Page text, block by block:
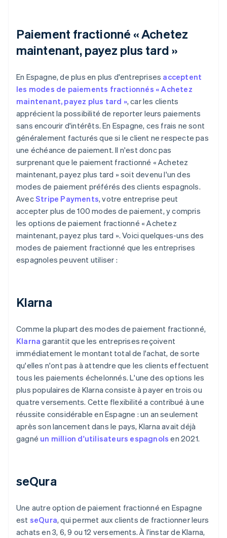
Paiement fractionné « Achetez
maintenant, payez plus tard »
En Espagne, de plus en plus d'entreprises acceptent
les modes de paiements fractionnés « Achetez
maintenant, payez plus tard », car les clients
apprécient la possibilité de reporter leurs paiements
sans encourir d'intérêts. En Espagne, ces frais ne sont
généralement facturés que si le client ne respecte pas
une échéance de paiement. Il n'est donc pas
surprenant que le paiement fractionné « Achetez
maintenant, payez plus tard » soit devenu l'un des
modes de paiement préférés des clients espagnols.
AvecStripe Payments, votre entreprise peut
accepter plus de 100 modes de paiement, y compris
les options de paiement fractionné « Achetez
maintenant, payez plus tard ». Voici quelques-uns des
modes de paiement fractionné que les entreprises
espagnoles peuvent utiliser :
Klarna
Comme la plupart des modes de paiement fractionné,
Klarna garantit que les entreprises reçoivent
immédiatement le montant total de l'achat, de sorte
qu'elles n'ont pas à attendre que les clients effectuent
tous les paiements échelonnés. L'une des options les
plus populaires de Klarna consiste à payer en trois ou
quatre versements. Cette flexibilité a contribué à une
réussite considérable en Espagne : un an seulement
après son lancement dans le pays, Klarna avait déjà
gagné un million d'utilisateurs espagnols en 2021.
seQura
Une autre option de paiement fractionné en Espagne
est seQura, qui permet aux clients de fractionner leurs
achats en 3, 6, 9 ou 12 versements. À l'instar de Klarna,